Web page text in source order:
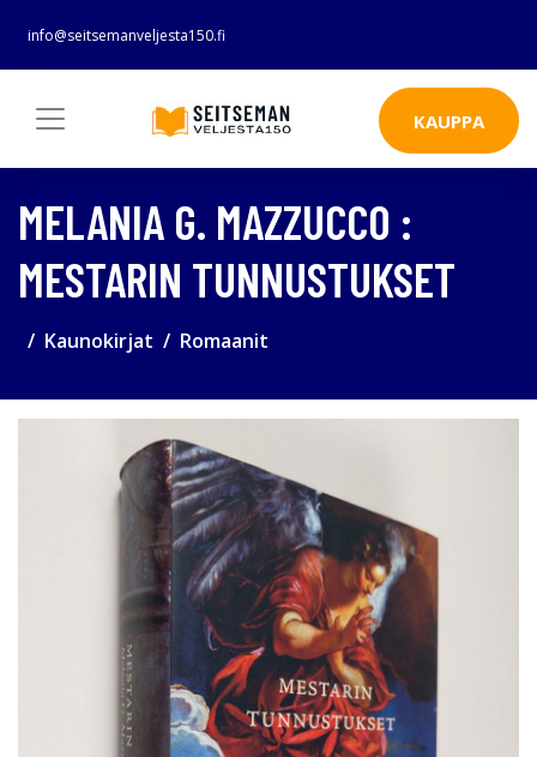
info@seitsemanveljesta150.fi
KAUPPA
MELANIA G. MAZZUCCO :
MESTARIN TUNNUSTUKSET
Kaunokirjat Romaanit